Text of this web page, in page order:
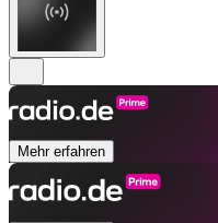
Mehr erfahren